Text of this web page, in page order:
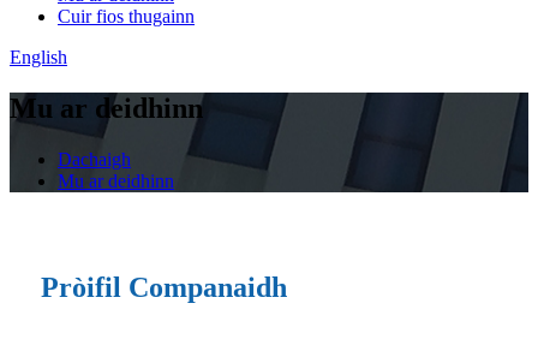
Cuir fios thugainn
English
Mu ar deidhinn
Dachaigh
Mu ar deidhinn
Pròifil Companaidh